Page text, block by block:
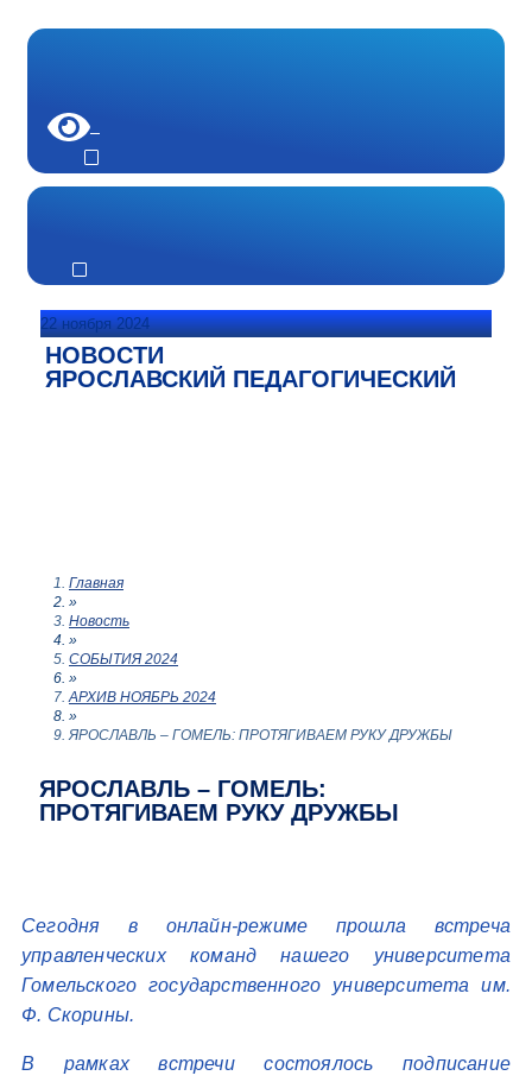
22 ноября 2024
НОВОСТИ
ЯРОСЛАВСКИЙ ПЕДАГОГИЧЕСКИЙ
Главная
»
Новость
»
СОБЫТИЯ 2024
»
АРХИВ НОЯБРЬ 2024
»
ЯРОСЛАВЛЬ – ГОМЕЛЬ: ПРОТЯГИВАЕМ РУКУ ДРУЖБЫ
ЯРОСЛАВЛЬ – ГОМЕЛЬ:
ПРОТЯГИВАЕМ РУКУ ДРУЖБЫ
Сегодня в онлайн-режиме прошла встреча
управленческих команд нашего университета
Гомельского государственного университета им.
Ф. Скорины.
В рамках встречи состоялось подписание